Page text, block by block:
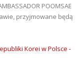
POOMSAE
przyjmowane będą
Korei w Polsce -